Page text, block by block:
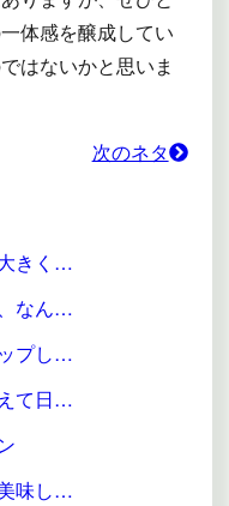
体感を醸成してい
はないかと思いま
次のネタ
きく…
なん…
プし…
て日…
味し…